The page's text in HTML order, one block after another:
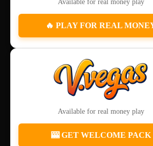
Available for real money play
🔥 PLAY FOR REAL
Available for real money play
🎰 GET WELCOME PACK